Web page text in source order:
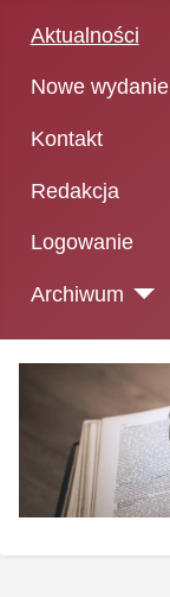
Aktualności
Nowe wydanie
Kontakt
Redakcja
Logowanie
Archiwum